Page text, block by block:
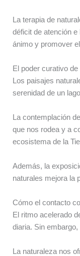
La terapia de
déficit de atención
ánimo y promover
El poder curativo
Los paisajes
serenidad de un
La contemplación
que nos rodea y a
ecosistema de la
Además, la
naturales mejora la
Cómo el contacto
El ritmo acelerado
diaria. Sin
La naturaleza nos